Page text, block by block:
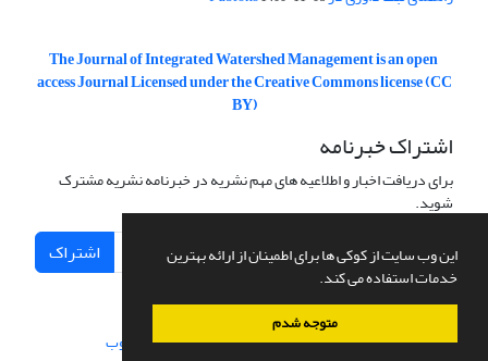
این وب سایت از کوکی ها برای اطمینان از ارائه بهترین
خدمات استفاده می کند.
متوجه شدم
The Journal of Integrated Watershed Management is an open
access Journal Licensed under the Creative Commons license (CC
BY)
اشتراک خبرنامه
برای دریافت اخبار و اطلاعیه های مهم نشریه در خبرنامه نشریه مشترک
شوید.
اشتراک
سامانه مدیریت نشریات علمی.طراحی و پیاده سازی از سیناوب